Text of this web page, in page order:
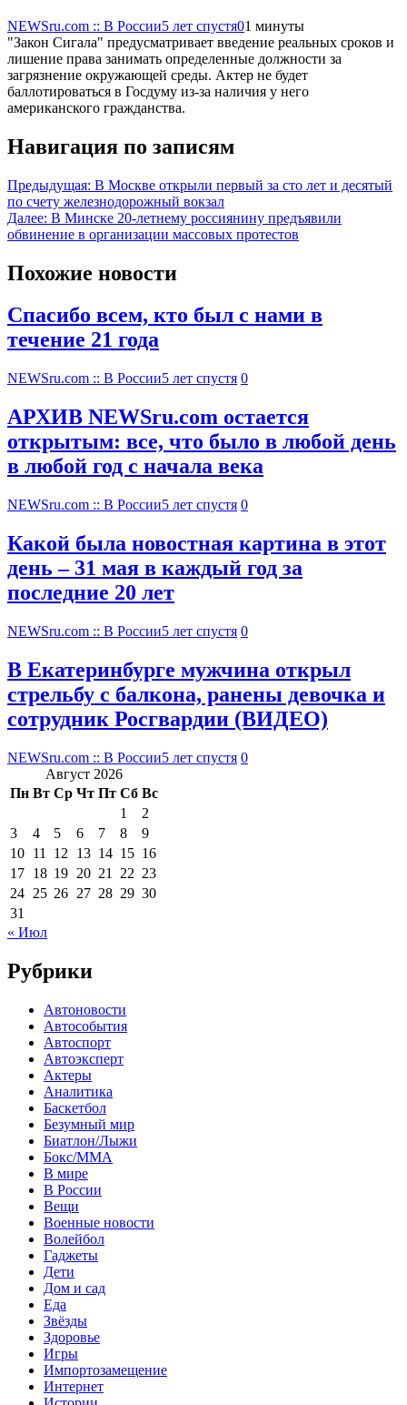
NEWSru.com :: В России5 лет спустя01 минуты
"Закон Сигала" предусматривает введение реальных сроков и
лишение права занимать определенные должности за
загрязнение окружающей среды. Актер не будет
баллотироваться в Госдуму из-за наличия у него
американского гражданства.
Навигация по записям
Предыдущая: В Москве открыли первый за сто лет и десятый
по счету железнодорожный вокзал
Далее: В Минске 20-летнему россиянину предъявили
обвинение в организации массовых протестов
Похожие новости
Спасибо всем, кто был с нами в
течение 21 года
NEWSru.com :: В России5 лет спустя 0
АРХИВ NEWSru.com остается
открытым: все, что было в любой день
в любой год с начала века
NEWSru.com :: В России5 лет спустя 0
Какой была новостная картина в этот
день – 31 мая в каждый год за
последние 20 лет
NEWSru.com :: В России5 лет спустя 0
В Екатеринбурге мужчина открыл
стрельбу с балкона, ранены девочка и
сотрудник Росгвардии (ВИДЕО)
NEWSru.com :: В России5 лет спустя 0
Август 2026
Пн Вт Ср Чт Пт Сб Вс
1
2
3
4 5 6 7 8
9
10 11 12 13 14 15 16
17 18 19 20 21 22 23
24 25 26 27 28 29 30
31
« Июл
Рубрики
Автоновости
Автособытия
Автоспорт
Автоэксперт
Актеры
Аналитика
Баскетбол
Безумный мир
Биатлон/Лыжи
Бокс/MMA
В мире
В России
Вещи
Военные новости
Волейбол
Гаджеты
Дети
Дом и сад
Еда
Звёзды
Здоровье
Игры
Импортозамещение
Интернет